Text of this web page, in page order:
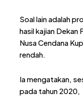
Soal lain adalah
hasil kajian Dekan
Nusa Cendana
rendah.
Ia mengatakan,
pada tahun